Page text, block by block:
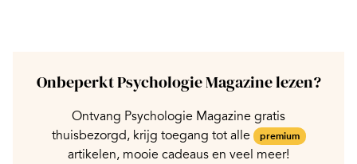
Onbeperkt Psychologie Magazine lezen?
Ontvang Psychologie Magazine gratis
thuisbezorgd, krijg toegang tot alle
premium
artikelen, mooie cadeaus en veel meer!